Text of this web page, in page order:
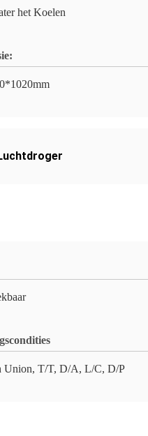
het Koelen
Union, T/T, D/A, L/C, D/P